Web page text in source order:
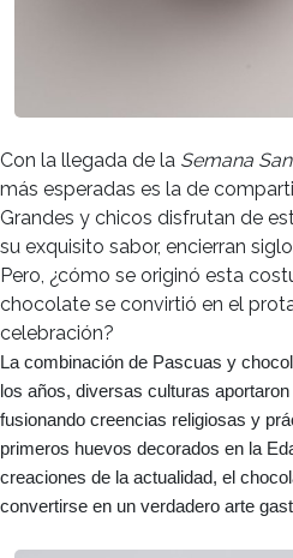
Con la llegada de la Semana
más esperadas es la de
Grandes y chicos disfrutan de
su exquisito sabor, encierran
Pero, ¿cómo se originó esta
chocolate se convirtió en el
celebración?
La combinación de Pascuas y
los años, diversas culturas
fusionando creencias religiosas y
primeros huevos decorados en la
creaciones de la actualidad, el
convertirse en un verdadero arte